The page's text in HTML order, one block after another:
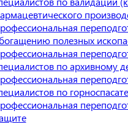
полезных
по архивному
по